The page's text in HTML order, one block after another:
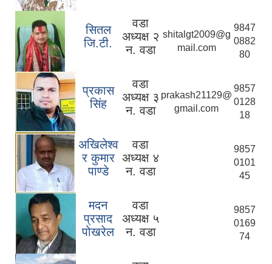
सितल
जि.टी.
वडा
अध्यक्ष २
न. वडा
shitalgt2009@g
mail.com
9847
0882
80
प्रकास
सिंह
वडा
अध्यक्ष ३
न. वडा
prakash21129@
gmail.com
9857
0128
18
अखिलेश्व
र कुमार
पाण्डे
वडा
अध्यक्ष ४
न. वडा
9857
0101
45
मदन
प्रसाद
पोखरेल
वडा
अध्यक्ष ५
न. वडा
9857
0169
74